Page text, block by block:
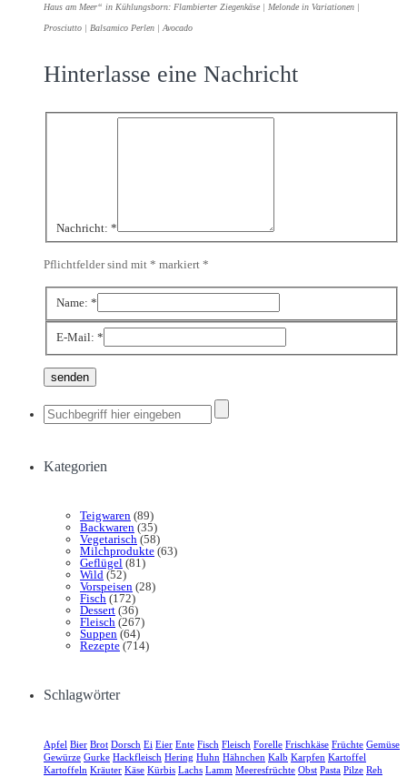
Haus am Meer“ in Kühlungsborn: Flambierter Ziegenkäse | Melonde in Variationen |
Prosciutto | Balsamico Perlen | Avocado
Hinterlasse eine Nachricht
Nachricht: *
Pflichtfelder sind mit * markiert *
Name: *
E-Mail: *
Kategorien
Teigwaren (89)
Backwaren (35)
Vegetarisch (58)
Milchprodukte (63)
Geflügel (81)
Wild (52)
Vorspeisen (28)
Fisch (172)
Dessert (36)
Fleisch (267)
Suppen (64)
Rezepte (714)
Schlagwörter
Apfel Bier Brot Dorsch Ei Eier Ente Fisch Fleisch Forelle Frischkäse Früchte Gemüse
Gewürze Gurke Hackfleisch Hering Huhn Hähnchen Kalb Karpfen Kartoffel
Kartoffeln Kräuter Käse Kürbis Lachs Lamm Meeresfrüchte Obst Pasta Pilze Reh